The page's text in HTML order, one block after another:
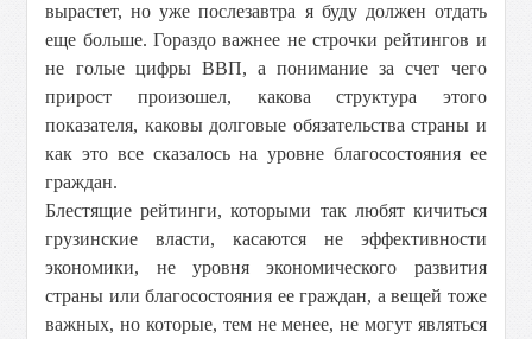
вырастет, но уже послезавтра я буду должен отдать
еще больше. Гораздо важнее не строчки рейтингов и
не голые цифры ВВП, а понимание за счет чего
прирост произошел, какова структура этого
показателя, каковы долговые обязательства страны и
как это все сказалось на уровне благосостояния ее
граждан.
Блестящие рейтинги, которыми так любят кичиться
грузинские власти, касаются не эффективности
экономики, не уровня экономического развития
страны или благосостояния ее граждан, а вещей тоже
важных, но которые, тем не менее, не могут являться